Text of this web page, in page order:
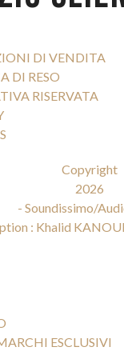
DI VENDITA
DI RESO
RISERVATA
Copyright
2026
- Soundissimo/
: Khalid
ESCLUSIVI